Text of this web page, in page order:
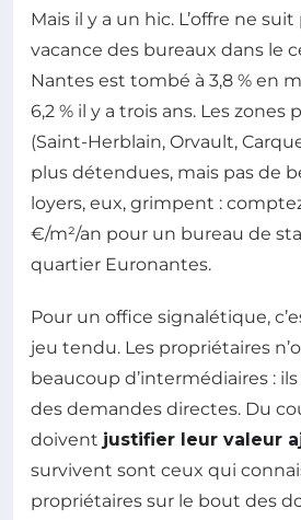
Mais il y a un hic. L’offre ne
vacance des bureaux dans le
Nantes est tombé à 3,8 % en
6,2 % il y a trois ans. Les zones
(Saint-Herblain, Orvault,
plus détendues, mais pas de
loyers, eux, grimpent :
€/m²/an pour un bureau de
quartier Euronantes.
Pour un office signalétique,
jeu tendu. Les propriétaires
beaucoup d’intermédiaires :
des demandes directes. Du
doivent justifier leur valeur
survivent sont ceux qui
propriétaires sur le bout des